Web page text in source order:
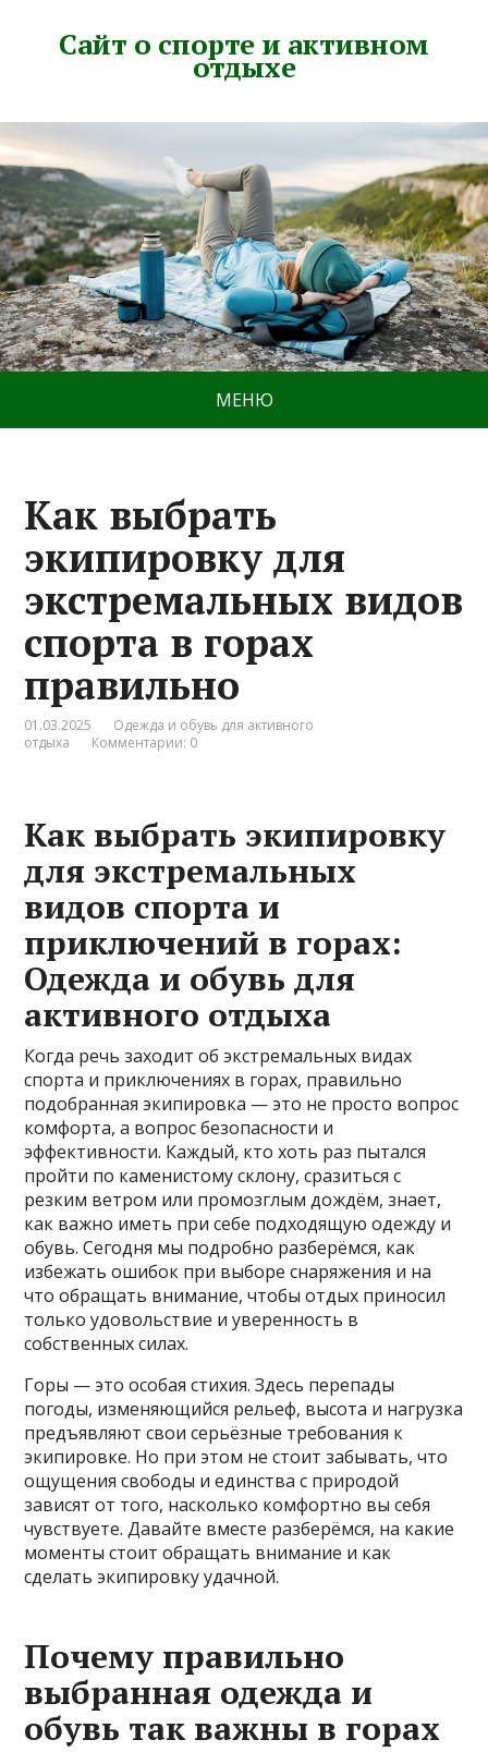
Сайт о спорте и активном
отдыхе
МЕНЮ
Как выбрать
экипировку для
экстремальных видов
спорта в горах
правильно
01.03.2025
Одежда и обувь для активного
отдыха
Комментарии: 0
Как выбрать экипировку
для экстремальных
видов спорта и
приключений в горах:
Одежда и обувь для
активного отдыха
Когда речь заходит об экстремальных видах
спорта и приключениях в горах, правильно
подобранная экипировка — это не просто вопрос
комфорта, а вопрос безопасности и
эффективности. Каждый, кто хоть раз пытался
пройти по каменистому склону, сразиться с
резким ветром или промозглым дождём, знает,
как важно иметь при себе подходящую одежду и
обувь. Сегодня мы подробно разберёмся, как
избежать ошибок при выборе снаряжения и на
что обращать внимание, чтобы отдых приносил
только удовольствие и уверенность в
собственных силах.
Горы — это особая стихия. Здесь перепады
погоды, изменяющийся рельеф, высота и нагрузка
предъявляют свои серьёзные требования к
экипировке. Но при этом не стоит забывать, что
ощущения свободы и единства с природой
зависят от того, насколько комфортно вы себя
чувствуете. Давайте вместе разберёмся, на какие
моменты стоит обращать внимание и как
сделать экипировку удачной.
Почему правильно
выбранная одежда и
обувь так важны в горах